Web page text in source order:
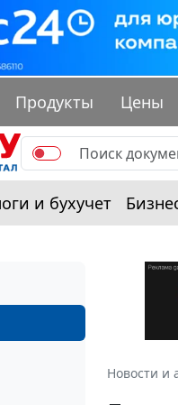
Продукты Цены
и бухучет
Новости и